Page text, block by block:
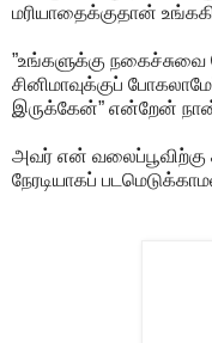
மரியாதைக்குதான்
”உங்களுக்கு
சினிமாவுக்குப்
இருக்கேன்” என்றேன்
அவர் என்
நேரடியாகப்